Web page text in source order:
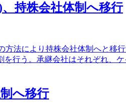
持株会社体制へ移行
法により持株会社体制へと移
行う。承継会社はそれぞれ、
へ移行